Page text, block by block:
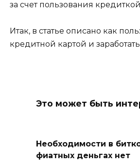
за счет пользования
Итак, в статье описано как
кредитной картой и
Это может быть
Необходимости в
фиатных деньгах нет